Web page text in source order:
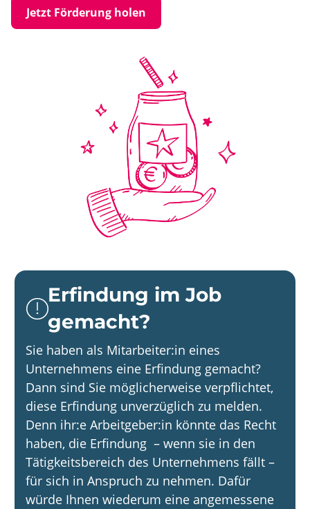
Jetzt Förderung holen
Erfindung im Job
gemacht?
Sie haben als Mitarbeiter:in eines
Unternehmens eine Erfindung gemacht?
Dann sind Sie möglicherweise verpflichtet,
diese Erfindung unverzüglich zu melden.
Denn ihr:e Arbeitgeber:in könnte das Recht
haben, die Erfindung – wenn sie in den
Tätigkeitsbereich des Unternehmens fällt –
für sich in Anspruch zu nehmen. Dafür
würde Ihnen wiederum eine angemessene